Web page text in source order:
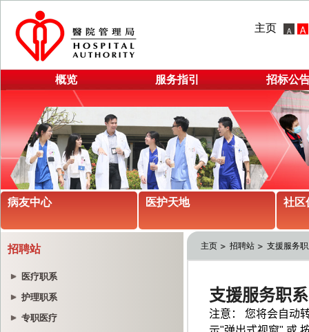
主页
概览 服务指引 招标公
病友中心 医护天地 社区
招聘站
医疗职系
护理职系
专职医疗
主页 招聘站 支援服务